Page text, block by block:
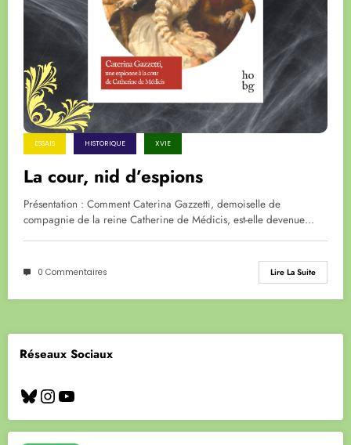
ESSAIS HISTORIQUE XVIE
La cour, nid d’espions
Présentation : Comment Caterina Gazzetti, demoiselle de
compagnie de la reine Catherine de Médicis, est-elle devenue…
0 Commentaires Lire La Suite
Réseaux Sociaux
Bluesky
Instagram
YouTube